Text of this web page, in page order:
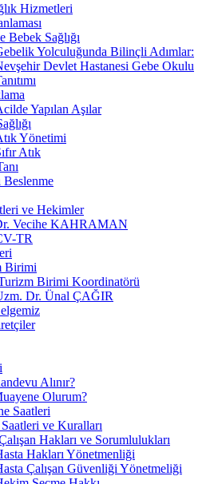
Hizmetleri
Bebek Sağlığı
Yolculuğunda Bilinçli Adımlar:
Devlet Hastanesi Gebe Okulu
Yapılan Aşılar
Yönetimi
Atık
Beslenme
ve Hekimler
Vecihe KAHRAMAN
TR
Birimi
Birimi Koordinatörü
Dr. Ünal ÇAĞIR
Alınır?
Olurum?
Saatleri
ve Kuralları
Hakları ve Sorumlulukları
Hakları Yönetmenliği
Çalışan Güvenliği Yönetmeliği